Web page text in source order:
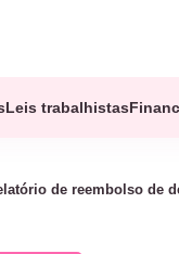
Leis trabalhistas
de reembolso de